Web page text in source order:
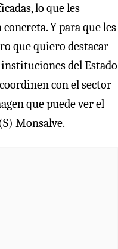
lo que les
Y para que les
que quiero destacar
instituciones del Estado
con el sector
que puede ver el
Monsalve.